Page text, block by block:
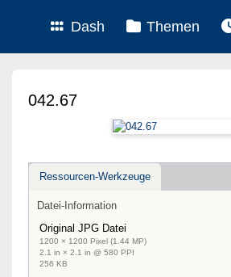
Dash Themen
042.67
Ressourcen-Werkzeuge
Datei-Information
Original JPG Datei
1200 × 1200 Pixel (1.44 MP)
2.1 in × 2.1 in @ 580 PPI
256 KB